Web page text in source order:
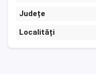
Județe
Localități